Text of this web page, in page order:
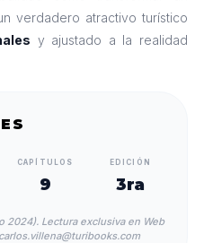
verdadero atractivo turístico
y ajustado a la realidad
CAPÍTULOS
9
EDICIÓN
3ra
2024). Lectura exclusiva en Web